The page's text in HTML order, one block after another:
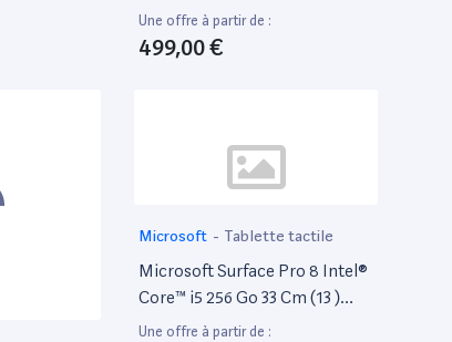
/ Jusqu'À 3.5 Ghz - Win 10 Pro
64 Bits - Hd Graphics 620 - 4
Go Ram - 128 Go SSD - 12.3"
Une offre à partir de :
499,00 €
Microsoft - Tablette tactile
Microsoft Surface Pro 8 Intel®
Core™ i5 256 Go 33 Cm (13 )
8Go Wi-Fi 6 (802.11Ax)
Une offre à partir de :